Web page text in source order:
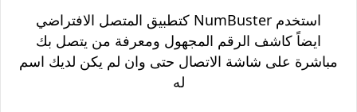
استخدم NumBuster كتطبيق المتصل الافتراضي
ايضاً كاشف الرقم المجهول ومعرفة من يتصل بك
مباشرة على شاشة الاتصال حتى وان لم يكن لديك اسم
له